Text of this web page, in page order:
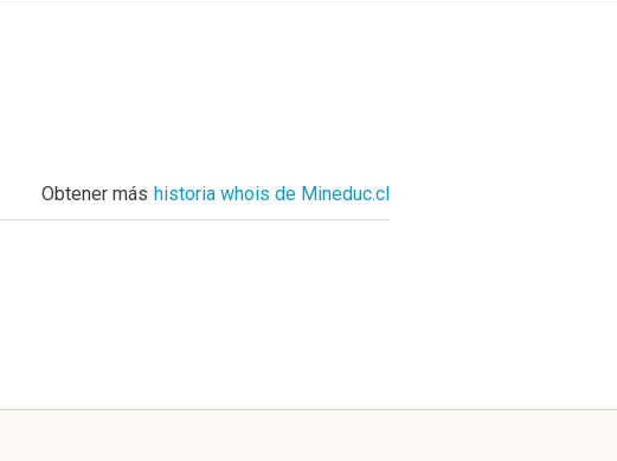
Obtener más historia whois de Mineduc.cl